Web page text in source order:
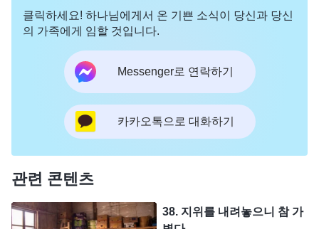
클릭하세요! 하나님에게서 온 기쁜 소식이 당신과 당신
의 가족에게 임할 것입니다.
Messenger로 연락하기
카카오톡으로 대화하기
관련 콘텐츠
38. 지위를 내려놓으니 참 가